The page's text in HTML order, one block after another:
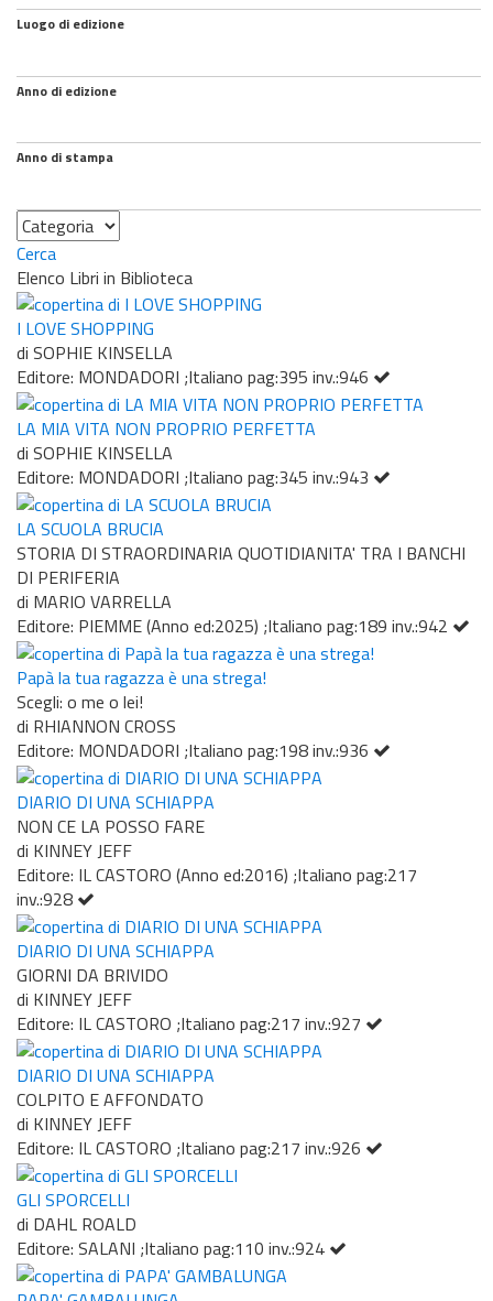
Luogo di edizione
Anno di edizione
Anno di stampa
Categoria
Cerca
Elenco Libri in Biblioteca
I LOVE SHOPPING
di SOPHIE KINSELLA
Editore: MONDADORI ;Italiano pag:395 inv.:946
LA MIA VITA NON PROPRIO PERFETTA
di SOPHIE KINSELLA
Editore: MONDADORI ;Italiano pag:345 inv.:943
LA SCUOLA BRUCIA
STORIA DI STRAORDINARIA QUOTIDIANITA' TRA I BANCHI
DI PERIFERIA
di MARIO VARRELLA
Editore: PIEMME (Anno ed:2025) ;Italiano pag:189 inv.:942
Papà la tua ragazza è una strega!
Scegli: o me o lei!
di RHIANNON CROSS
Editore: MONDADORI ;Italiano pag:198 inv.:936
DIARIO DI UNA SCHIAPPA
NON CE LA POSSO FARE
di KINNEY JEFF
Editore: IL CASTORO (Anno ed:2016) ;Italiano pag:217
inv.:928
DIARIO DI UNA SCHIAPPA
GIORNI DA BRIVIDO
di KINNEY JEFF
Editore: IL CASTORO ;Italiano pag:217 inv.:927
DIARIO DI UNA SCHIAPPA
COLPITO E AFFONDATO
di KINNEY JEFF
Editore: IL CASTORO ;Italiano pag:217 inv.:926
GLI SPORCELLI
di DAHL ROALD
Editore: SALANI ;Italiano pag:110 inv.:924